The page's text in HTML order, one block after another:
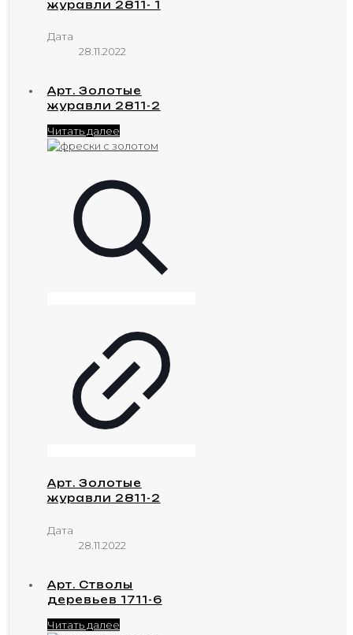
журавли 2811- 1
Дата
28.11.2022
Арт. Золотые
журавли 2811-2
Читать далее
Арт. Золотые
журавли 2811-2
Дата
28.11.2022
Арт. Стволы
деревьев 1711-6
Читать далее